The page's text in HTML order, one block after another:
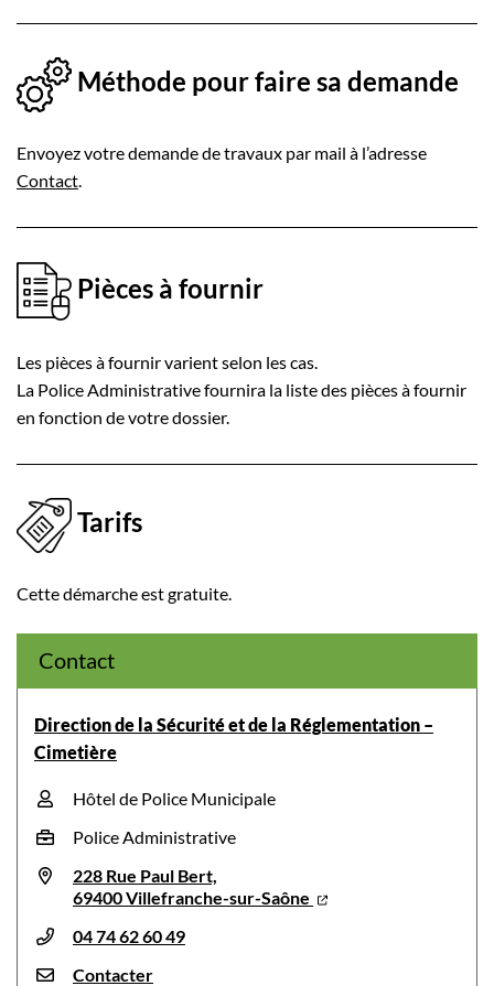
Méthode pour faire sa demande
Envoyez votre demande de travaux par mail à l’adresse
Contact.
Pièces à fournir
Les pièces à fournir varient selon les cas.
La Police Administrative fournira la liste des pièces à fournir
en fonction de votre dossier.
Tarifs
Cette démarche est gratuite.
Contact
Direction de la Sécurité et de la Réglementation –
Cimetière
Hôtel de Police Municipale
Police Administrative
228 Rue Paul Bert,
69400 Villefranche-sur-Saône
04 74 62 60 49
Contacter